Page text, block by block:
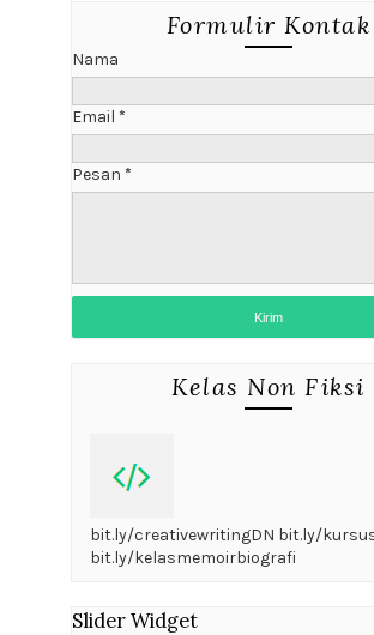
Formulir Kontak
Nama
Email *
Pesan *
Kelas Non Fiksi
bit.ly/creativewritingDN bit.ly/
bit.ly/kelasmemoirbiografi
Slider Widget